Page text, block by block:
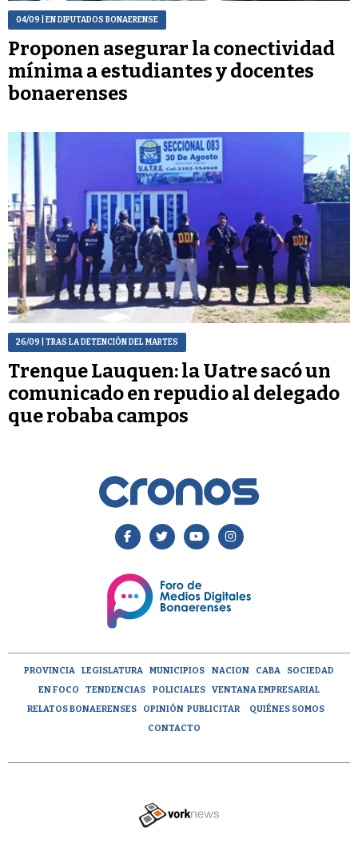
04/09 | EN DIPUTADOS BONAERENSE
Proponen asegurar la conectividad
mínima a estudiantes y docentes
bonaerenses
26/09 | TRAS LA DETENCIÓN DEL MARTES
Trenque Lauquen: la Uatre sacó un
comunicado en repudio al delegado
que robaba campos
PROVINCIA LEGISLATURA MUNICIPIOS NACION CABA
SOCIEDAD
EN FOCO
TENDENCIAS POLICIALES
VENTANA EMPRESARIAL
RELATOS BONAERENSES
OPINIÓN PUBLICITAR
QUIÉNES SOMOS
CONTACTO